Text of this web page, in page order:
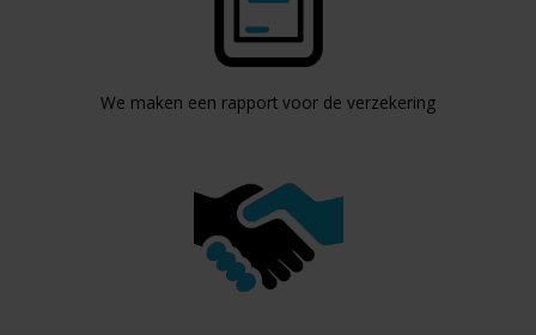
We maken een rapport voor de verzekering